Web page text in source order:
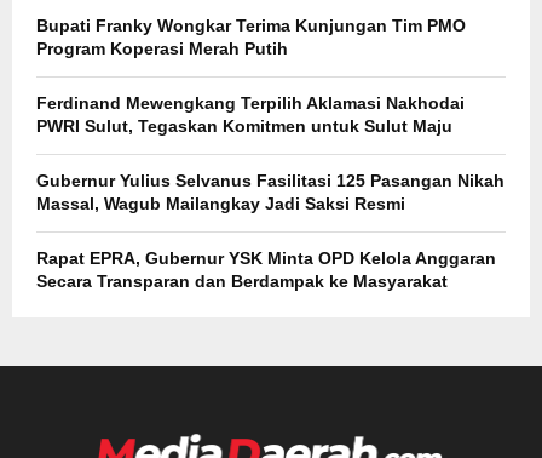
Bupati Franky Wongkar Terima Kunjungan Tim PMO
Program Koperasi Merah Putih
Ferdinand Mewengkang Terpilih Aklamasi Nakhodai
PWRI Sulut, Tegaskan Komitmen untuk Sulut Maju
Gubernur Yulius Selvanus Fasilitasi 125 Pasangan Nikah
Massal, Wagub Mailangkay Jadi Saksi Resmi
Rapat EPRA, Gubernur YSK Minta OPD Kelola Anggaran
Secara Transparan dan Berdampak ke Masyarakat